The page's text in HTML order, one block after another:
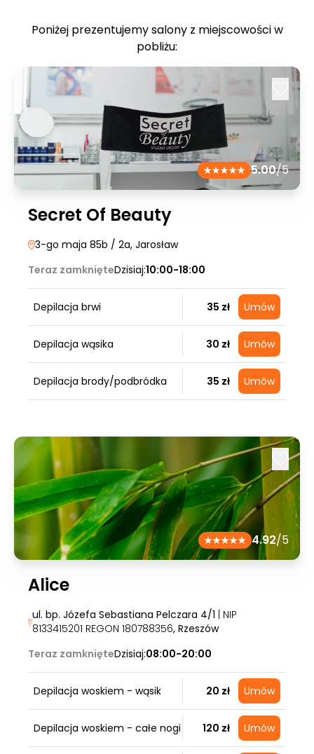
Poniżej prezentujemy salony z miejscowości w
pobliżu:
5.00/5
Secret Of Beauty
3-go maja 85b / 2a, Jarosław
Teraz zamknięteDzisiaj:10:00-18:00
Depilacja brwi 35 zł Umów
Depilacja wąsika 30 zł Umów
Depilacja brody/podbródka 35 zł Umów
4.92/5
Alice
ul. bp. Józefa Sebastiana Pelczara 4/1 | NIP
8133415201 REGON 180788356, Rzeszów
Teraz zamknięteDzisiaj:08:00-20:00
Depilacja woskiem - wąsik 20 zł Umów
Depilacja woskiem - całe nogi 120 zł Umów